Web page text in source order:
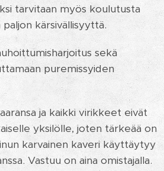
tarvitaan myös koulutusta
kärsivällisyyttä.
sekä
puremissyiden
ja kaikki virikkeet eivät
yksilölle, joten tärkeää on
karvainen kaveri käyttäytyy
Vastuu on aina omistajalla.